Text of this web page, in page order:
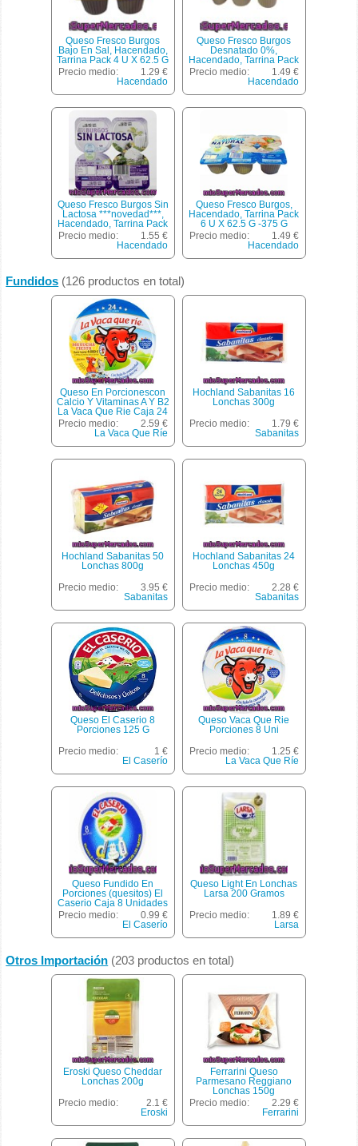
Queso Fresco Burgos
Bajo En Sal, Hacendado,
Tarrina Pack 4 U X 62.5 G
- 250 G
Precio medio:
1.29 €
Hacendado
Queso Fresco Burgos
Desnatado 0%,
Hacendado, Tarrina Pack
6 U X 62.5 G -375 G
Precio medio:
1.49 €
Hacendado
Queso Fresco Burgos Sin
Lactosa ***novedad***,
Hacendado, Tarrina Pack
4 U X 62.5 G - 250 G
Precio medio:
1.55 €
Hacendado
Queso Fresco Burgos,
Hacendado, Tarrina Pack
6 U X 62.5 G -375 G
Precio medio:
1.49 €
Hacendado
Fundidos (126 productos en total)
Queso En Porcionescon
Calcio Y Vitaminas A Y B2
La Vaca Que Rie Caja 24
Unidades 375 Gramos
Precio medio:
2.59 €
La Vaca Que Ríe
Hochland Sabanitas 16
Lonchas 300g
Precio medio:
1.79 €
Sabanitas
Hochland Sabanitas 50
Lonchas 800g
Precio medio:
3.95 €
Sabanitas
Hochland Sabanitas 24
Lonchas 450g
Precio medio:
2.28 €
Sabanitas
Queso El Caserio 8
Porciones 125 G
Precio medio:
1 €
El Caserío
Queso Vaca Que Rie
Porciones 8 Uni
Precio medio:
1.25 €
La Vaca Que Ríe
Queso Fundido En
Porciones (quesitos) El
Caserio Caja 8 Unidades
125 Gramos
Precio medio:
0.99 €
El Caserío
Queso Light En Lonchas
Larsa 200 Gramos
Precio medio:
1.89 €
Larsa
Otros Importación (203 productos en total)
Eroski Queso Cheddar
Lonchas 200g
Precio medio:
2.1 €
Eroski
Ferrarini Queso
Parmesano Reggiano
Lonchas 150g
Precio medio:
2.29 €
Ferrarini